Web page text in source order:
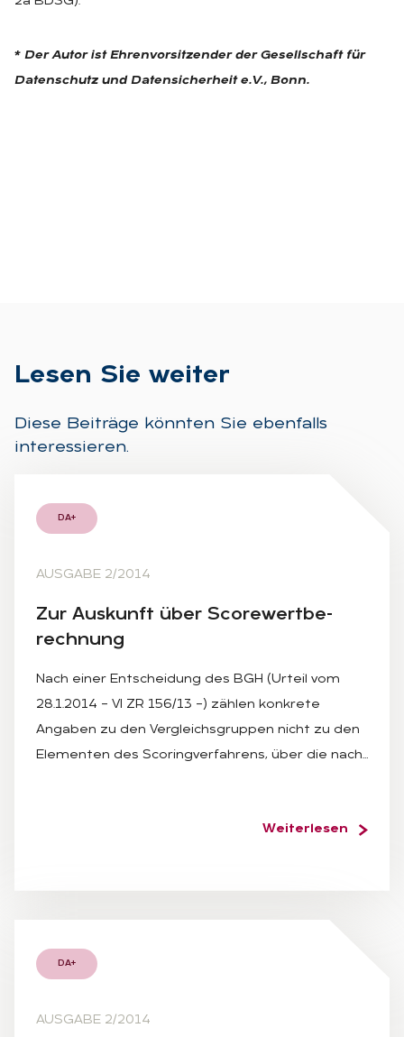
* Der Autor ist Ehrenvorsitzender der Gesellschaft für
Datenschutz und Datensicherheit e.V., Bonn.
Le­sen Sie wei­ter
Diese Beiträge könnten Sie ebenfalls
interessieren.
DA+
AUSGABE 2/2014
Zur Aus­kunft über Score­wertbe­
rech­nung
Nach einer Entscheidung des BGH (Urteil vom
28.1.2014 – VI ZR 156/13 –) zählen konkrete
Angaben zu den Vergleichsgruppen nicht zu den
Elementen des Scoringverfahrens, über die nach…
Weiterlesen
DA+
AUSGABE 2/2014